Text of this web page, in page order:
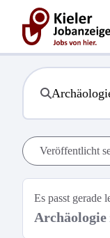
Veröffentlicht
Es passt gerade
Archäologie